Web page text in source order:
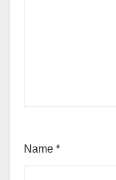
Name *